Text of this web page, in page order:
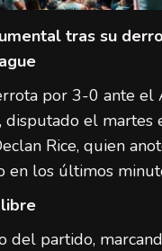
tras su
por 3-0 ante
el martes
Rice, quien
en los últimos
del partido,